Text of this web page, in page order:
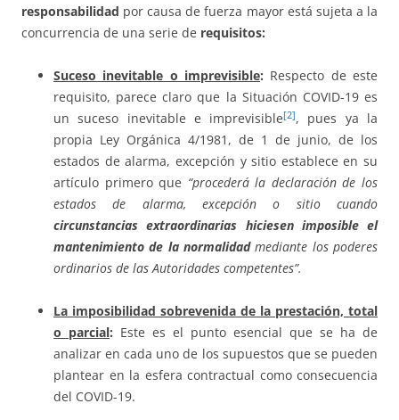
responsabilidad por causa de fuerza mayor está sujeta a la
concurrencia de una serie de requisitos:
Suceso inevitable o imprevisible: Respecto de este
requisito, parece claro que la Situación COVID-19 es
un suceso inevitable e imprevisible[2], pues ya la
propia Ley Orgánica 4/1981, de 1 de junio, de los
estados de alarma, excepción y sitio establece en su
artículo primero que “procederá la declaración de los
estados de alarma, excepción o sitio cuando
circunstancias extraordinarias hiciesen imposible el
mantenimiento de la normalidadmediante los poderes
ordinarios de las Autoridades competentes”.
La imposibilidad sobrevenida de la prestación, total
o parcial: Este es el punto esencial que se ha de
analizar en cada uno de los supuestos que se pueden
plantear en la esfera contractual como consecuencia
del COVID-19.